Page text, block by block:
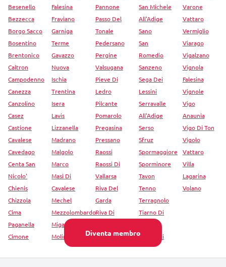
Diventa membro
Besenello
Bezzecca
Borgo Sacco
Bosentino
Brentonico
Caltron
Campodenno
Canezza
Canzolino
Casez
Castione
Cavalese
Cavedago
Centa San
Nicolo'
Chienis
Chizzola
Cima
Paganella
Cimone
Falesina
Fraviano
Garniga
Terme
Gavazzo
Nuova
Ischia
Trentina
Isera
Lavis
Lizzanella
Madrano
Malgolo
Marco
Masi Di
Cavalese
Mechel
Mezzolombardo
Migazzone
Molina Di
Pannone
Passo Del
Tonale
Pedersano
Pergine
Valsugana
Pieve Di
Ledro
Pilcante
Pomarolo
Pregasina
Pressano
Raossi
Raossi Di
Vallarsa
Riva Del
Garda
Riva Di
Romeno
San Michele
All'Adige
Sano
San
Romedio
Sanzeno
Sega Dei
Lessini
Serravalle
All'Adige
Serso
Sfruz
Spormaggiore
Sporminore
Tavon
Tenno
Terragnolo
Tiarno Di
Tiarno Di
Varone
Vattaro
Vermiglio
Viarago
Vigalzano
Vignola
Falesina
Vignole
Vigo
Anaunia
Vigo Di Ton
Vigolo
Vattaro
Villa
Lagarina
Volano